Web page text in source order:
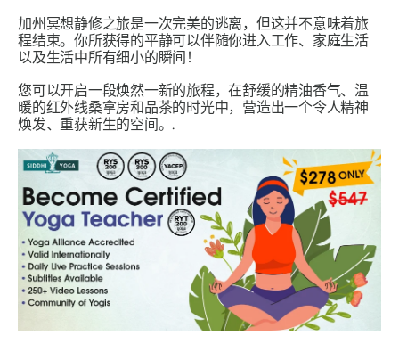
加州冥想静修之旅是一次完美的逃离，但这并不意味着旅
程结束。你所获得的平静可以伴随你进入工作、家庭生活
以及生活中所有细小的瞬间！
您可以开启一段焕然一新的旅程，在舒缓的精油香气、温
暖的红外线桑拿房和品茶的时光中，营造出一个令人精神
焕发、重获新生的空间。.